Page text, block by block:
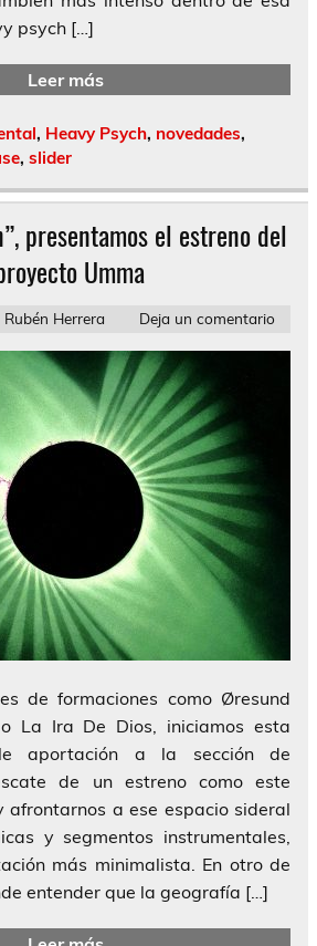
psych […]
Leer más
, Heavy Psych, novedades,
, slider
presentamos el estreno del
Umma
Rubén Herrera Deja un comentario
de formaciones como Øresund
La Ira De Dios, iniciamos esta
aportación a la sección de
de un estreno como este
afrontarnos a ese espacio sideral
y segmentos instrumentales,
más minimalista. En otro de
entender que la geografía […]